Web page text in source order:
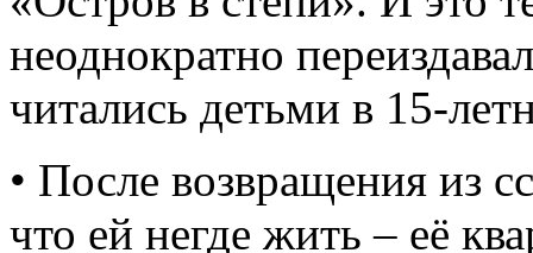
неоднократно
читались детьми в 15-
• После возвращения из
что ей негде жить – её